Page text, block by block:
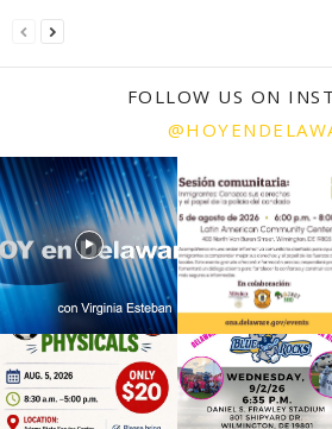
FOLLOW US ON